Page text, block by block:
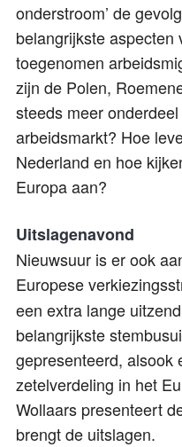
onderstroom’ de
belangrijkste
toegenomen
zijn de Polen,
steeds meer
arbeidsmarkt? Hoe
Nederland en hoe
Europa aan?
Uitslagenavond
Nieuwsuur is er ook
Europese
een extra lange
belangrijkste
gepresenteerd, alsook
zetelverdeling in het
Wollaars presenteert
brengt de uitslagen.